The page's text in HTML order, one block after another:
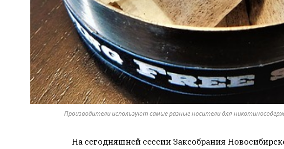
Производители используют самые разные носители для
На сегодняшней сессии Заксобрания